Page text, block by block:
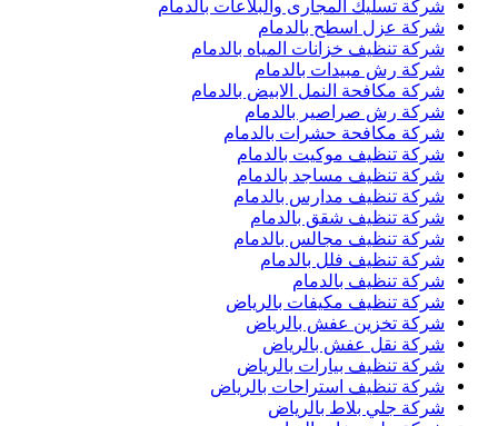
شركة تسليك المجارى والبلاعات بالدمام
شركة عزل اسطح بالدمام
شركة تنظيف خزانات المياه بالدمام
شركة رش مبيدات بالدمام
شركة مكافحة النمل الابيض بالدمام
شركة رش صراصير بالدمام
شركة مكافحة حشرات بالدمام
شركة تنظيف موكيت بالدمام
شركة تنظيف مساجد بالدمام
شركة تنظيف مدارس بالدمام
شركة تنظيف شقق بالدمام
شركة تنظيف مجالس بالدمام
شركة تنظيف فلل بالدمام
شركة تنظيف بالدمام
شركة تنظيف مكيفات بالرياض
شركة تخزين عفش بالرياض
شركة نقل عفش بالرياض
شركة تنظيف بيارات بالرياض
شركة تنظيف استراحات بالرياض
شركة جلي بلاط بالرياض